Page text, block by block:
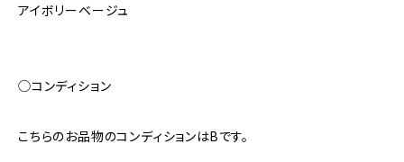
アイボリーベージュ
◯コンディション
こちらのお品物のコンディションはBです。